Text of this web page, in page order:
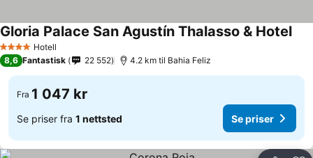
4 StjernerHotell
Gloria Palace San Agustín Thalasso & HotelSe
8,6 Fantastisk 22 552 4.2 km til Bahia Feliz
Fra 1 047 kr
Se priser fra 1 nettsted Se priser